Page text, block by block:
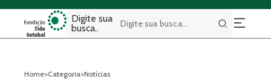
Digite sua
busca..
Buscar
Home>Categoria>Notícias